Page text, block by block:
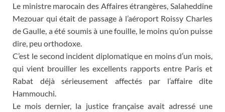
Le ministre marocain des Affaires étrangères, Salaheddine
Mezouar qui était de passage à l’aéroport Roissy Charles
de Gaulle, a été soumis à une fouille, le moins qu’on puisse
dire, peu orthodoxe.
C’est le second incident diplomatique en moins d’un mois,
qui vient brouiller les excellents rapports entre Paris et
Rabat déjà sérieusement affectés par l’affaire dite
Hammouchi.
Le mois dernier, la justice française avait adressé une